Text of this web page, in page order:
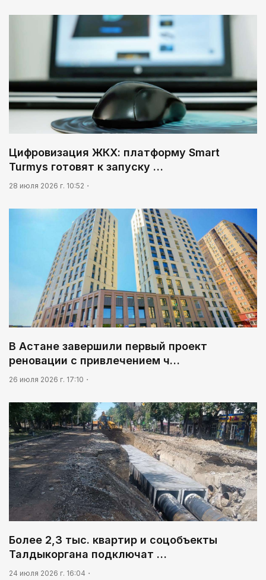
Цифровизация ЖКХ: платформу Smart
Turmys готовят к запуску …
28 июля 2026 г. 10:52
В Астане завершили первый проект
реновации с привлечением ч…
26 июля 2026 г. 17:10
Более 2,3 тыс. квартир и соцобъекты
Талдыкоргана подключат …
24 июля 2026 г. 16:04